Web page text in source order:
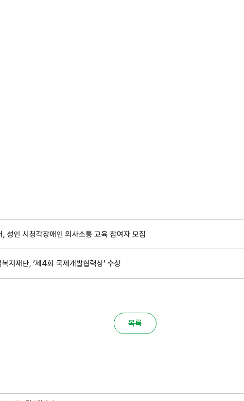
성인 시청각장애인 의사소통 교육 참여자 모집
지재단, ‘제4회 국제개발협력상’ 수상
목록